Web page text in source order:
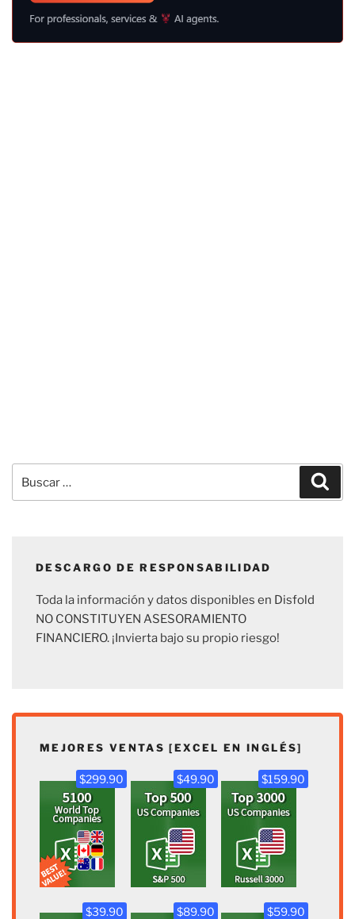
por:
DESCARGO DE RESPONSABILIDAD
Toda la información y datos disponibles en Disfold
NO CONSTITUYEN ASESORAMIENTO
FINANCIERO. ¡Invierta bajo su propio riesgo!
MEJORES VENTAS [EXCEL EN INGLÉS]
$299.90 $49.90 $159.90
$39.90 $89.90 $59.90